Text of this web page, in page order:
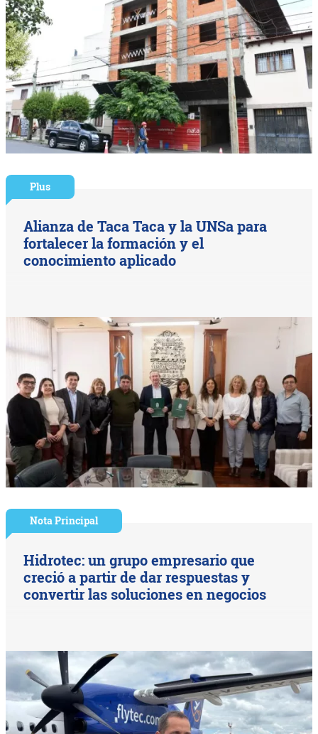
Plus
Alianza de Taca Taca y la UNSa para
fortalecer la formación y el
conocimiento aplicado
Nota Principal
Hidrotec: un grupo empresario que
creció a partir de dar respuestas y
convertir las soluciones en negocios